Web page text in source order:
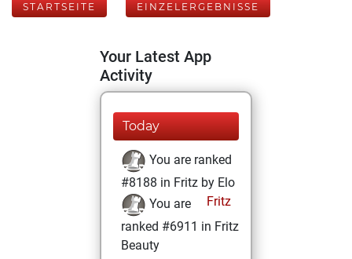
STARTSEITE EINZELERGEBNISSE
Your Latest App
Activity
Today
You are ranked
#8188 in Fritz by Elo
Fritz
You are
ranked #6911 in Fritz
Beauty